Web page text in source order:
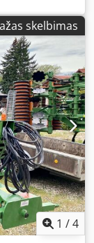
skelbimas
1 /4